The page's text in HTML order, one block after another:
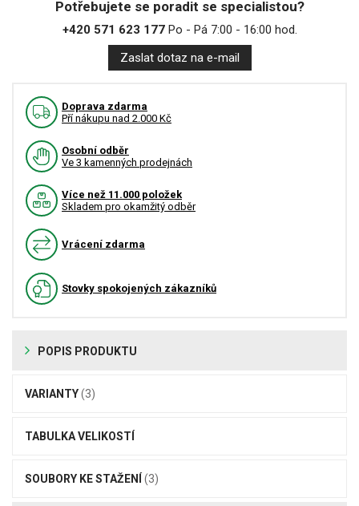
Potřebujete se poradit se specialistou?
+420 571 623 177Po - Pá 7:00 - 16:00 hod.
Zaslat dotaz na e-mail
Doprava zdarma
Pří nákupu nad 2.000 Kč
Osobní odběr
Ve 3 kamenných prodejnách
Více než 11.000 položek
Skladem pro okamžitý odběr
Vrácení zdarma
Stovky spokojených zákazníků
POPIS PRODUKTU
VARIANTY(3)
TABULKA VELIKOSTÍ
SOUBORY KE STAŽENÍ (3)